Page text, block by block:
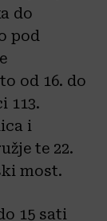
do
pod
od 16. do
113.
i
te 22.
most.
15 sati